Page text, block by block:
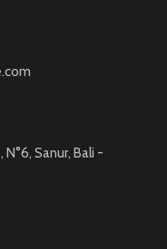
!
N°6, Sanur, Bali -